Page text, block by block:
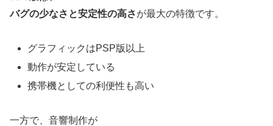
バグの少なさと安定性の高さが最大の特徴です。
グラフィックはPSP版以上
動作が安定している
携帯機としての利便性も高い
一方で、音響制作が